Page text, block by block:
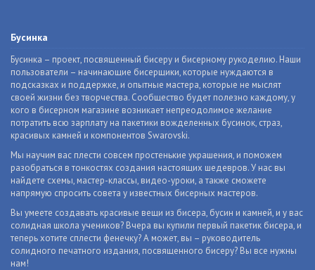
Бусинка
Бусинка – проект, посвященный бисеру и бисерному рукоделию. Наши
пользователи – начинающие бисерщики, которые нуждаются в
подсказках и поддержке, и опытные мастера, которые не мыслят
своей жизни без творчества. Сообщество будет полезно каждому, у
кого в бисерном магазине возникает непреодолимое желание
потратить всю зарплату на пакетики вожделенных бусинок, страз,
красивых камней и компонентов Swarovski.
Мы научим вас плести совсем простенькие украшения, и поможем
разобраться в тонкостях создания настоящих шедевров. У нас вы
найдете схемы, мастер-классы, видео-уроки, а также сможете
напрямую спросить совета у известных бисерных мастеров.
Вы умеете создавать красивые вещи из бисера, бусин и камней, и у вас
солидная школа учеников? Вчера вы купили первый пакетик бисера, и
теперь хотите сплести фенечку? А может, вы – руководитель
солидного печатного издания, посвященного бисеру? Вы все нужны
нам!